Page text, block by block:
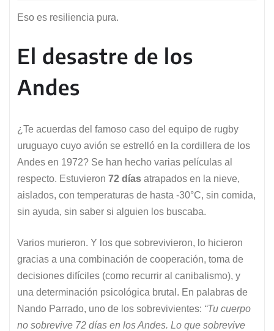
Eso es resiliencia pura.
El desastre de los
Andes
¿Te acuerdas del famoso caso del equipo de rugby
uruguayo cuyo avión se estrelló en la cordillera de los
Andes en 1972? Se han hecho varias películas al
respecto. Estuvieron 72 días atrapados en la nieve,
aislados, con temperaturas de hasta -30°C, sin comida,
sin ayuda, sin saber si alguien los buscaba.
Varios murieron. Y los que sobrevivieron, lo hicieron
gracias a una combinación de cooperación, toma de
decisiones difíciles (como recurrir al canibalismo), y
una determinación psicológica brutal. En palabras de
Nando Parrado, uno de los sobrevivientes: “Tu cuerpo
no sobrevive 72 días en los Andes. Lo que sobrevive